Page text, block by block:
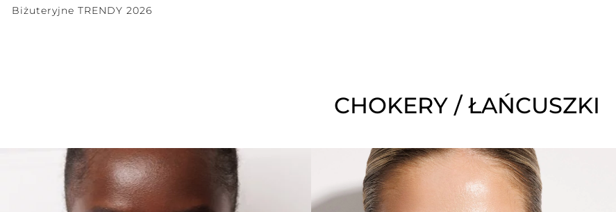
Biżuteryjne TRENDY 2026
CHOKERY / ŁAŃCUSZKI